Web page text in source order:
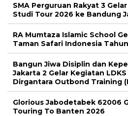
SMA Perguruan Rakyat 3
Studi Tour 2026 ke Bandung
RA Mumtaza Islamic School
Taman Safari Indonesia
Bangun Jiwa Disiplin dan
Jakarta 2 Gelar Kegiatan
Dirgantara Outbond Training
Glorious Jabodetabek 62006
Touring To Banten 2026